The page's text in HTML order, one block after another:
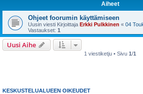
Aiheet
Ohjeet foorumin käyttämiseen
Uusin viesti Kirjoittaja Erkki Pulkkinen « 04
Vastaukset: 1
Uusi Aihe
1 viestiketju • Sivu 1/1
KESKUSTELUALUEEN OIKEUDET